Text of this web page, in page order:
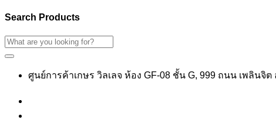
Search Products
ศูนย์การค้าเกษร วิลเลจ ห้อง GF-08 ชั้น G, 999 ถนน เพลิน